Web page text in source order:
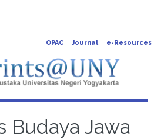
OPAC Journal e-Resources
Budaya Jawa